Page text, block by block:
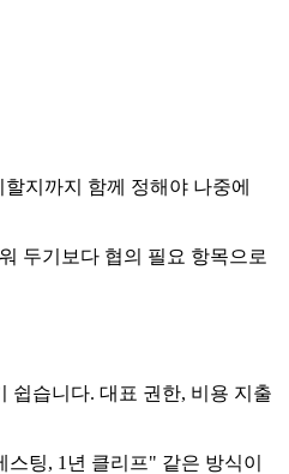
지까지 함께 정해야 나중에
두기보다 협의 필요 항목으로
쉽습니다. 대표 권한, 비용 지출
팅, 1년 클리프" 같은 방식이